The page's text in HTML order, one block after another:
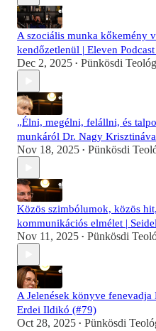
A szociális munka kőkemény
kendőzetlenül | Eleven
Dec 2, 2025 • Pünkösdi
„Élni, megélni, felállni, és
munkáról Dr. Nagy
Nov 18, 2025 • Pünkösdi
Közös szimbólumok, közös
kommunikációs elmélet |
Nov 11, 2025 • Pünkösdi
A Jelenések könyve
Erdei Ildikó (#79)
Oct 28, 2025 • Pünkösdi